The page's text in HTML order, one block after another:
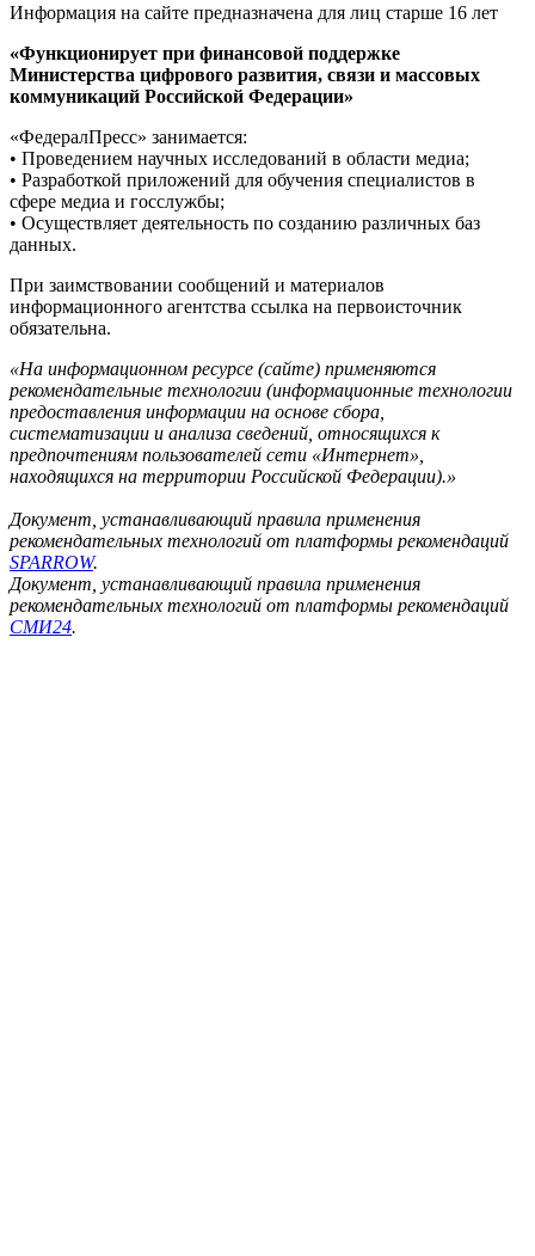
Информация на сайте предназначена для лиц старше 16 лет
«Функционирует при финансовой поддержке
Министерства цифрового развития, связи и массовых
коммуникаций Российской Федерации»
«ФедералПресс» занимается:
• Проведением научных исследований в области медиа;
• Разработкой приложений для обучения специалистов в
сфере медиа и госслужбы;
• Осуществляет деятельность по созданию различных баз
данных.
При заимствовании сообщений и материалов
информационного агентства ссылка на первоисточник
обязательна.
«На информационном ресурсе (сайте) применяются
рекомендательные технологии (информационные технологии
предоставления информации на основе сбора,
систематизации и анализа сведений, относящихся к
предпочтениям пользователей сети «Интернет»,
находящихся на территории Российской Федерации).»
Документ, устанавливающий правила применения
рекомендательных технологий от платформы рекомендаций
SPARROW.
Документ, устанавливающий правила применения
рекомендательных технологий от платформы рекомендаций
СМИ24.